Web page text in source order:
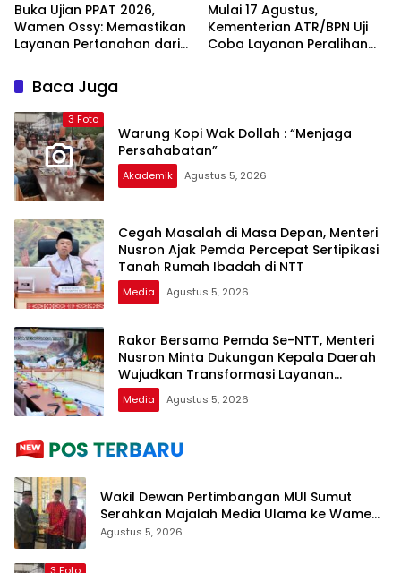
Buka Ujian PPAT 2026,
Wamen Ossy: Memastikan
Layanan Pertanahan dari
Profesional dan
Berintegritas
Mulai 17 Agustus,
Kementerian ATR/BPN Uji
Coba Layanan Peralihan
Baca Juga
3 Foto
Warung Kopi Wak Dollah : “Menjaga
Persahabatan”
Akademik Agustus 5, 2026
Cegah Masalah di Masa Depan, Menteri
Nusron Ajak Pemda Percepat Sertipikasi
Tanah Rumah Ibadah di NTT
Media Agustus 5, 2026
Rakor Bersama Pemda Se-NTT, Menteri
Nusron Minta Dukungan Kepala Daerah
Wujudkan Transformasi Layanan
Pertanahan
Media Agustus 5, 2026
Wakil Dewan Pertimbangan MUI Sumut
Serahkan Majalah Media Ulama ke Wamen
dan Ketum PP Persis di Balige
Agustus 5, 2026